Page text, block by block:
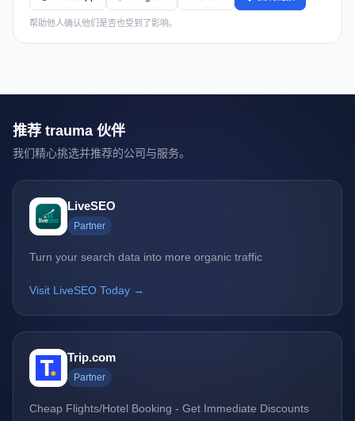
帮助他人确认他们是否也受到了影响。
推荐 trauma 伙伴
我们精心挑选并推荐的公司与服务。
LiveSEO
Partner
Turn your search data into more organic traffic
Visit LiveSEO Today →
Trip.com
Partner
Cheap Flights/Hotel Booking - Get Immediate Discounts